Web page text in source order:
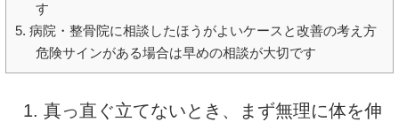
す
5. 病院・整骨院に相談したほうがよいケースと改善の考え方
危険サインがある場合は早めの相談が大切です
1. 真っ直ぐ立てないとき、まず無理に体を伸